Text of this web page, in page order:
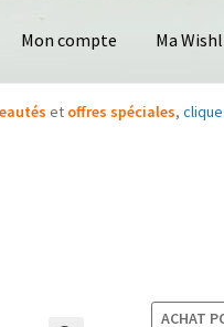
Mon compte Ma
et offres spéciales,
ACHAT